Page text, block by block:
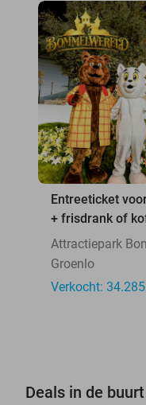
Entreeticket
+ frisdrank of
Attractiepark
Groenlo
Verkocht: 34.285
Deals in de